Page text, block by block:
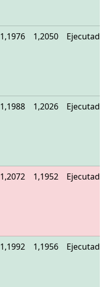
1,1976 1,2050 Ejecutado
1,1988 1,2026 Ejecutado
1,2072 1,1952 Ejecutado
1,1992 1,1956 Ejecutado